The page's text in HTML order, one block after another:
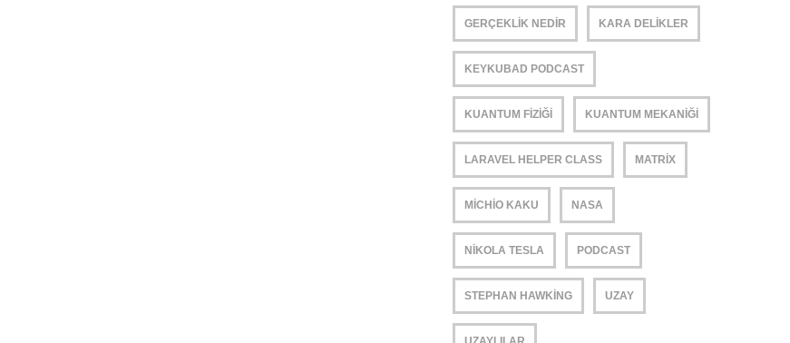
GERÇEKLIK NEDIR KARA DELIKLER
KEYKUBAD PODCAST
KUANTUM FIZIĞI KUANTUM MEKANIĞI
LARAVEL HELPER CLASS MATRIX
MICHIO KAKU NASA
NIKOLA TESLA PODCAST
STEPHAN HAWKING UZAY